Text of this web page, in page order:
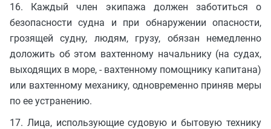
16. Каждый член экипажа должен заботиться о
безопасности судна и при обнаружении опасности,
грозящей судну, людям, грузу, обязан немедленно
доложить об этом вахтенному начальнику (на судах,
выходящих в море, - вахтенному помощнику капитана)
или вахтенному механику, одновременно приняв меры
по ее устранению.
17. Лица, использующие судовую и бытовую технику